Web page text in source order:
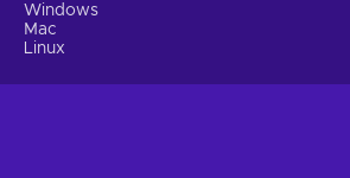
Windows
Mac
Linux